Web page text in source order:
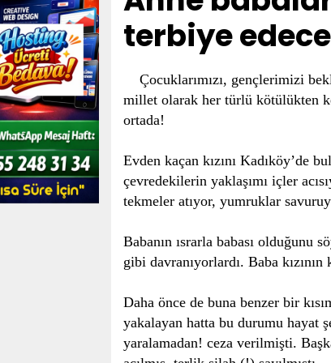
terbiye
Çocuklarımızı, gençlerimizi
millet olarak her türlü kötülükten
ortada!
Evden kaçan kızını Kadıköy’de
çevredekilerin yaklaşımı içler
tekmeler atıyor, yumruklar
Babanın ısrarla babası olduğunu
gibi davranıyorlardı. Baba
Daha önce de buna benzer bir
yakalayan hatta bu durumu hayat
yaralamadan! ceza verilmişti.